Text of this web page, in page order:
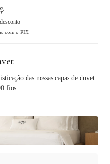
com o PIX
das nossas capas de duvet
fios.